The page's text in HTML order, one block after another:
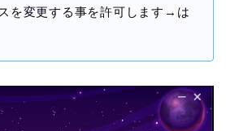
を変更する事を許可します→は